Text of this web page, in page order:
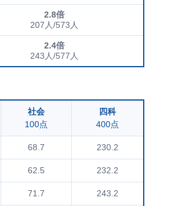
2.8倍
207人/573人
2.4倍
243人/577人
社会
100点
四科
400点
68.7 230.2
62.5 232.2
71.7 243.2